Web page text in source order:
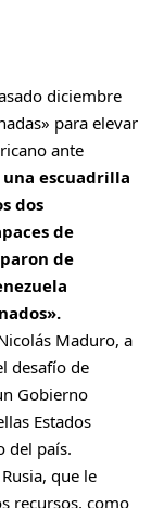
diciembre
para elevar
ante
una escuadrilla
dos
de
de
Maduro, a
desafío de
Gobierno
Estados
del país.
que le
recursos, como